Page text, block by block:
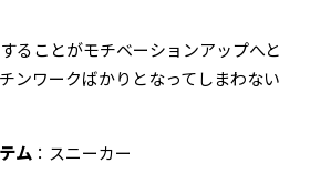
ることがモチベーションアップへと
ンワークばかりとなってしまわない
ム：スニーカー